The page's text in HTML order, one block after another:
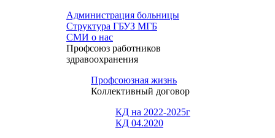
Администрация больницы
Структура ГБУЗ МГБ
СМИ о нас
Профсоюз работников
здравоохранения
Профсоюзная жизнь
Коллективный договор
КД на 2022-2025г
КД 04.2020